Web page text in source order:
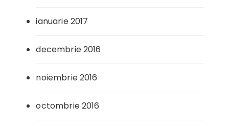
ianuarie 2017
decembrie 2016
noiembrie 2016
octombrie 2016